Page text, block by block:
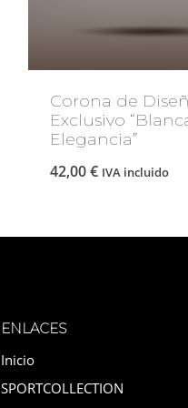
Corona de
Exclusivo
Elegancia”
42,00€ IVA incluido
ENLACES
Inicio
SPORTCOLLECTION